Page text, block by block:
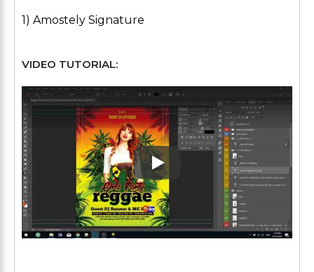
1) Amostely Signature
VIDEO TUTORIAL:
Play: Keynote (Google I/O